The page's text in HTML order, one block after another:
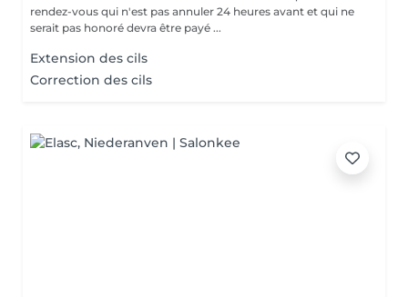
rendez-vous qui n'est pas annuler 24 heures avant et qui ne
serait pas honoré devra être payé ...
Extension des cils
Correction des cils